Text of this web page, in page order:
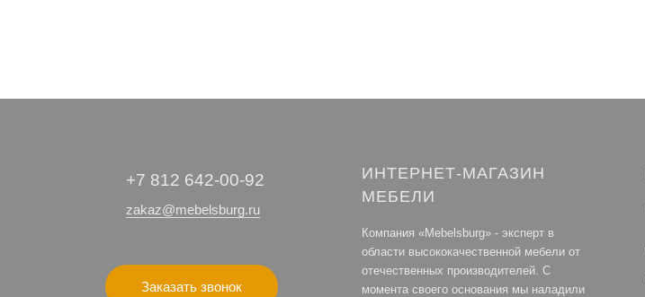
+7 812 642-00-92
zakaz@mebelsburg.ru
Заказать звонок
ИНТЕРНЕТ-МАГАЗИН
МЕБЕЛИ
Компания «Mebelsburg» - эксперт в
области высококачественной мебели от
отечественных производителей. С
момента своего основания мы наладили